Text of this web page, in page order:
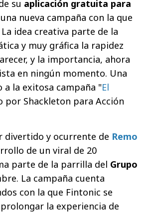
su aplicación gratuita para
nueva campaña con la que
idea creativa parte de la
y muy gráfica la rapidez
y la importancia, ahora
en ningún momento. Una
a la exitosa campaña "El
por Shackleton para Acción
divertido y ocurrente de Remo
de un viral de 20
parte de la parrilla del Grupo
La campaña cuenta
con la que Fintonic se
la experiencia de